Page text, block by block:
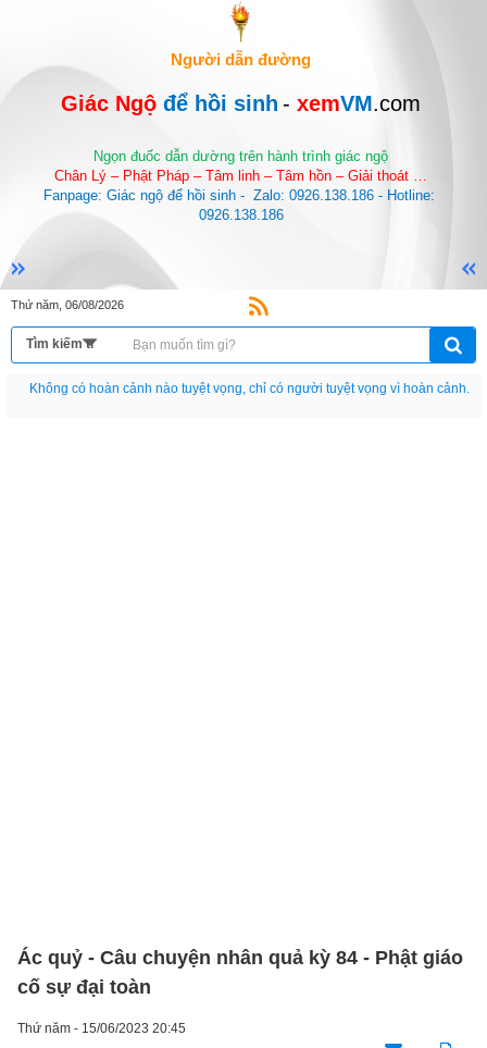
Người dẫn đường
Giác Ngộ để hồi sinh - xemVM.com
Ngọn đuốc dẫn dường trên hành trình giác ngộ
Chân Lý – Phật Pháp – Tâm linh – Tâm hồn – Giải thoát …
Fanpage: Giác ngộ để hồi sinh -  Zalo: 0926.138.186 - Hotline:
0926.138.186
Thứ năm, 06/08/2026
Nếu như không chịu học tập thì cho dù đi vạn dặm đường cũng chỉ là anh đưa
Ác quỷ - Câu chuyện nhân quả kỳ 84 - Phật giáo
cố sự đại toàn
Thứ năm - 15/06/2023 20:45